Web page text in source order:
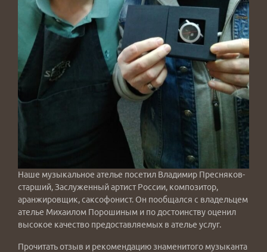
Наше музыкальное ателье посетил Владимир Пресняков-
старший, Заслуженный артист России, композитор,
аранжировщик, саксофонист. Он пообщался с владельцем
ателье Михаилом Порошиным и по достоинству оценил
высокое качество предоставляемых в ателье услуг.
Прочитать отзыв и рекомендацию знаменитого музыканта